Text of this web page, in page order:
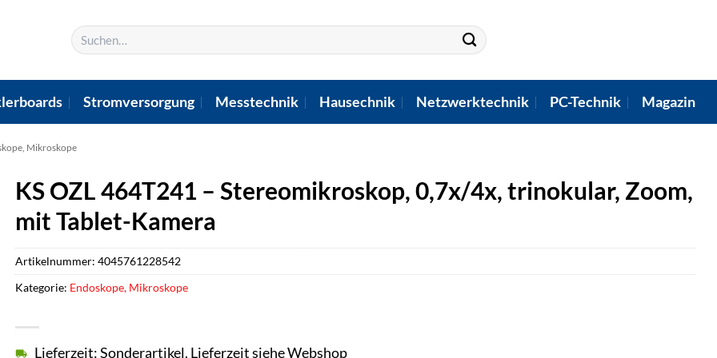
Suchen
nach:
Stromversorgung Messtechnik Hausechnik Netzwerktechnik PC-Technik Magazin
Mikroskope
KS OZL 464T241 – Stereomikroskop, 0,7x/4x, trinokular, Zoom,
mit Tablet-Kamera
Lieferzeit: Sonderartikel, Lieferzeit siehe Webshop
Artikelnummer: 4045761228542
Kategorie: Endoskope, Mikroskope